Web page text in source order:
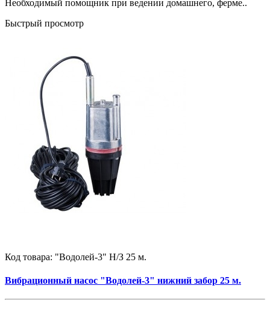
Необходимый помощник при ведении домашнего, ферме..
Быстрый просмотр
Код товара: "Водолей-3" Н/З 25 м.
Вибрационный насос "Водолей-3" нижний забор 25 м.